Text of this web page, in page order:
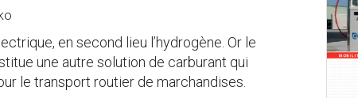
en second lieu l’hydrogène. Or le
une autre solution de carburant qui
le transport routier de marchandises.